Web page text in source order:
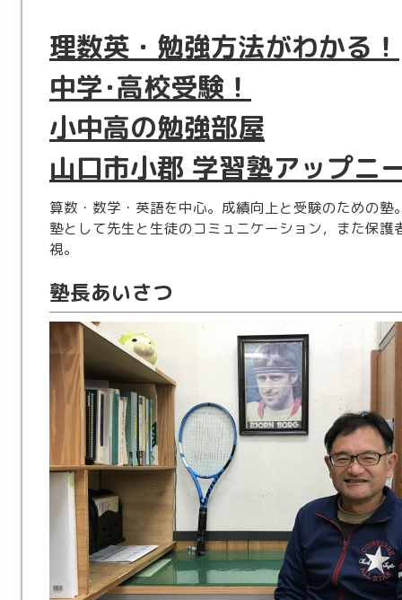
理数英・勉強方法がわかる！
中学･高校受験！
小中高の勉強部屋
山口市小郡 学習塾アップニ
算数・数学・英語を中心。成績向上と受験のための塾
塾として先生と生徒のコミュニケーション，また保護
視。
塾長あいさつ